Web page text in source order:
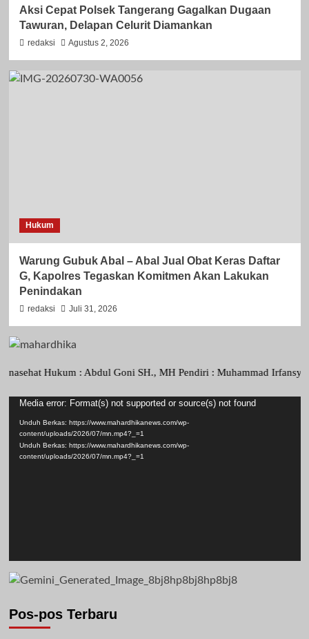
Aksi Cepat Polsek Tangerang Gagalkan Dugaan
Tawuran, Delapan Celurit Diamankan
redaksi Agustus 2, 2026
Hukum
Warung Gubuk Abal – Abal Jual Obat Keras Daftar
G, Kapolres Tegaskan Komitmen Akan Lakukan
Penindakan
redaksi Juli 31, 2026
Hukum : Abdul Goni SH., MH Pendiri : Muhammad Irfansyah,
Pemutar
Video
Media error: Format(s) not supported or source(s) not found
Unduh Berkas: https://www.mahardhikanews.com/wp-
content/uploads/2026/07/mn.mp4?_=1
Unduh Berkas: https://www.mahardhikanews.com/wp-
content/uploads/2026/07/mn.mp4?_=1
Pos-pos Terbaru